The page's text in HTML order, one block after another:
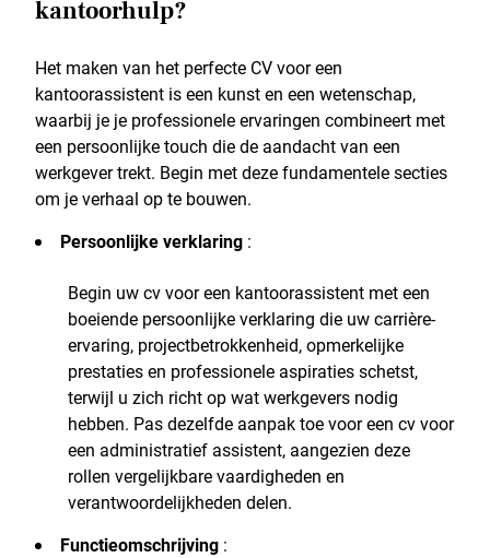
kantoorhulp?
Het maken van het perfecte CV voor een
kantoorassistent is een kunst en een wetenschap,
waarbij je je professionele ervaringen combineert met
een persoonlijke touch die de aandacht van een
werkgever trekt. Begin met deze fundamentele secties
om je verhaal op te bouwen.
Persoonlijke verklaring :
Begin uw cv voor een kantoorassistent met een
boeiende persoonlijke verklaring die uw carrière-
ervaring, projectbetrokkenheid, opmerkelijke
prestaties en professionele aspiraties schetst,
terwijl u zich richt op wat werkgevers nodig
hebben. Pas dezelfde aanpak toe voor een cv voor
een administratief assistent, aangezien deze
rollen vergelijkbare vaardigheden en
verantwoordelijkheden delen.
Functieomschrijving :